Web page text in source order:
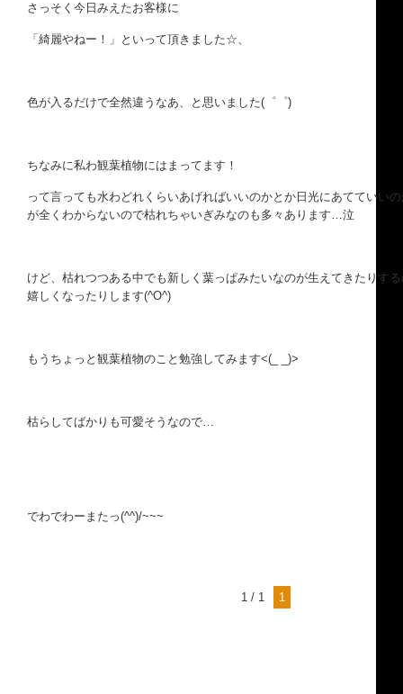
さっそく今日みえたお客様に
「綺麗やねー！」といって頂きました☆、
色が入るだけで全然違うなあ、と思いました(゜゜)
ちなみに私わ観葉植物にはまってます！
って言っても水わどれくらいあげればいいのかとか日光にあてていい
が全くわからないので枯れちゃいぎみなのも多々あります…泣
けど、枯れつつある中でも新しく葉っぱみたいなのが生えてきたりす
嬉しくなったりします(^O^)
もうちょっと観葉植物のこと勉強してみます<(_ _)>
枯らしてばかりも可愛そうなので…
でわでわーまたっ(^^)/~~~
1 / 1 1